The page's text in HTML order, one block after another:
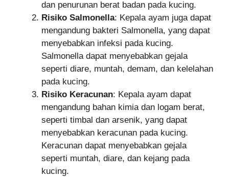
dan penurunan berat badan pada kucing.
Risiko Salmonella: Kepala ayam juga dapat
mengandung bakteri Salmonella, yang dapat
menyebabkan infeksi pada kucing.
Salmonella dapat menyebabkan gejala
seperti diare, muntah, demam, dan kelelahan
pada kucing.
Risiko Keracunan: Kepala ayam dapat
mengandung bahan kimia dan logam berat,
seperti timbal dan arsenik, yang dapat
menyebabkan keracunan pada kucing.
Keracunan dapat menyebabkan gejala
seperti muntah, diare, dan kejang pada
kucing.